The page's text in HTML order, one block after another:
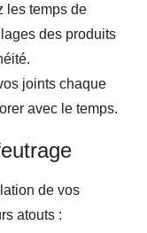
les temps de
des produits
joints chaque
avec le temps.
de vos
atouts :